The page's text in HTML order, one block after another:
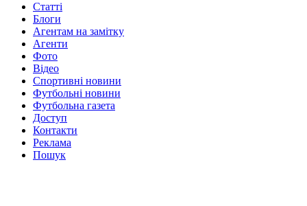
Статті
Блоги
Агентам на замітку
Агенти
Фото
Відео
Спортивні новини
Футбольні новини
Футбольна газета
Доступ
Контакти
Реклама
Пошук